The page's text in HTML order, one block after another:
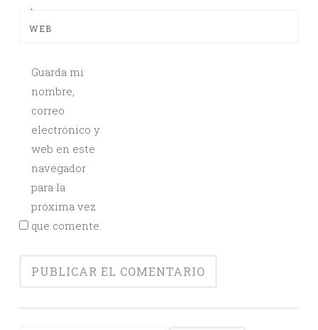
*
WEB
Guarda mi
nombre,
correo
electrónico y
web en este
navegador
para la
próxima vez
que comente.